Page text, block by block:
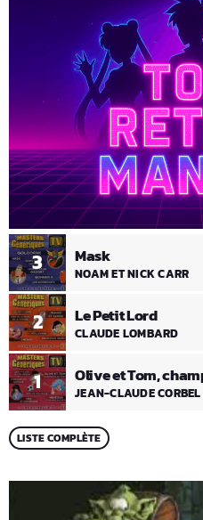
1 Olive et Tom,
JEAN-CLAUDE CORBEL
2 Le Petit Lord
CLAUDE LOMBARD
3 Mask
NOAM ET NICK CARR
LISTE COMPLÈTE